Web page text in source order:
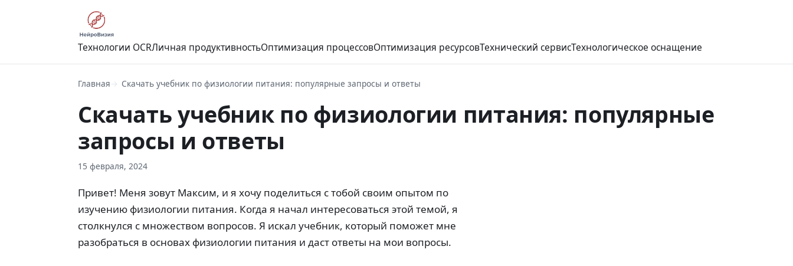
Технологии OCRЛичная продуктивностьОптимизация процессовОптимизация ресурсовТехнический сервисТехнологическое оснащение
Главная Скачать учебник по физиологии питания: популярные запросы и ответы
Скачать учебник по физиологии питания: популярные
запросы и ответы
15 февраля, 2024
Привет! Меня зовут Максим, и я хочу поделиться с тобой своим опытом по
изучению физиологии питания. Когда я начал интересоваться этой темой, я
столкнулся с множеством вопросов. Я искал учебник, который поможет мне
разобраться в основах физиологии питания и даст ответы на мои вопросы.